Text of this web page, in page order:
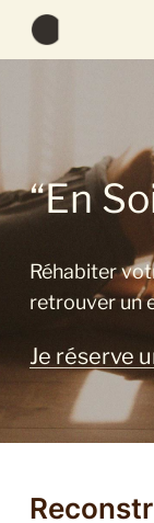
Skip
“En
Réhabiter
retrouver un
Je réserve